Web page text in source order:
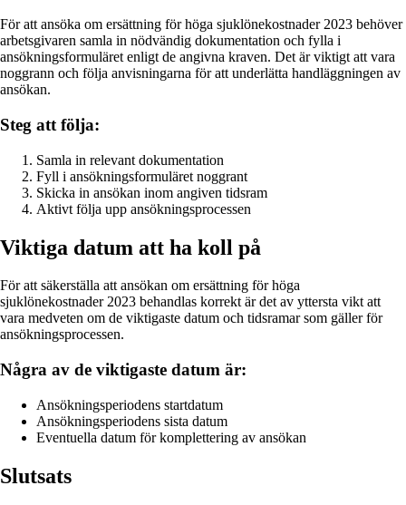
För att ansöka om ersättning för höga sjuklönekostnader 2023 behöver
arbetsgivaren samla in nödvändig dokumentation och fylla i
ansökningsformuläret enligt de angivna kraven. Det är viktigt att vara
noggrann och följa anvisningarna för att underlätta handläggningen av
ansökan.
Steg att följa:
Samla in relevant dokumentation
Fyll i ansökningsformuläret noggrant
Skicka in ansökan inom angiven tidsram
Aktivt följa upp ansökningsprocessen
Viktiga datum att ha koll på
För att säkerställa att ansökan om ersättning för höga
sjuklönekostnader 2023 behandlas korrekt är det av yttersta vikt att
vara medveten om de viktigaste datum och tidsramar som gäller för
ansökningsprocessen.
Några av de viktigaste datum är:
Ansökningsperiodens startdatum
Ansökningsperiodens sista datum
Eventuella datum för komplettering av ansökan
Slutsats